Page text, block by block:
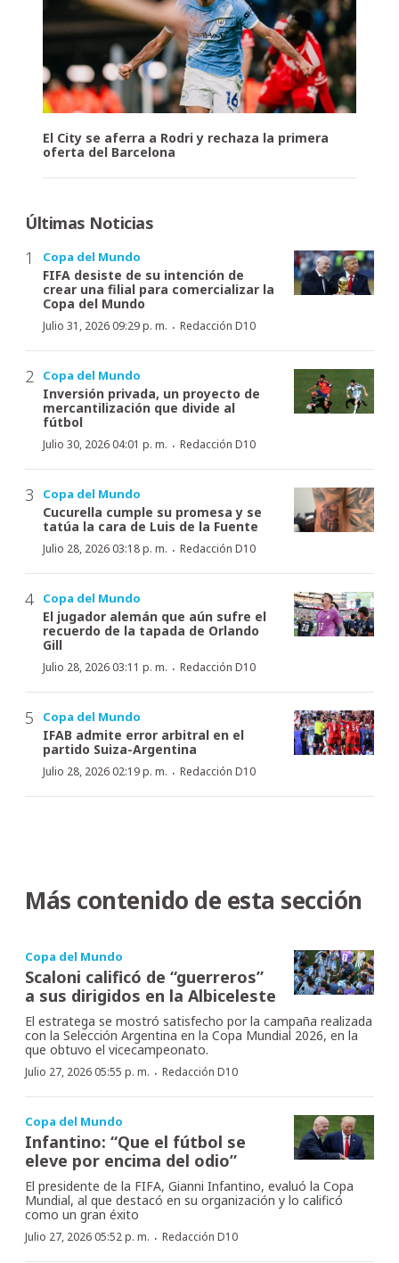
El City se aferra a Rodri y rechaza la primera
oferta del Barcelona
Últimas Noticias
Copa del Mundo
FIFA desiste de su intención de
crear una filial para comercializar la
Copa del Mundo
Julio 31, 2026 09:29 p. m. · Redacción D10
Copa del Mundo
Inversión privada, un proyecto de
mercantilización que divide al
fútbol
Julio 30, 2026 04:01 p. m. · Redacción D10
Copa del Mundo
Cucurella cumple su promesa y se
tatúa la cara de Luis de la Fuente
Julio 28, 2026 03:18 p. m. · Redacción D10
Copa del Mundo
El jugador alemán que aún sufre el
recuerdo de la tapada de Orlando
Gill
Julio 28, 2026 03:11 p. m. · Redacción D10
Copa del Mundo
IFAB admite error arbitral en el
partido Suiza-Argentina
Julio 28, 2026 02:19 p. m. · Redacción D10
Más contenido de esta sección
Copa del Mundo
Scaloni calificó de “guerreros”
a sus dirigidos en la Albiceleste
El estratega se mostró satisfecho por la campaña realizada
con la Selección Argentina en la Copa Mundial 2026, en la
que obtuvo el vicecampeonato.
Julio 27, 2026 05:55 p. m. · Redacción D10
Copa del Mundo
Infantino: “Que el fútbol se
eleve por encima del odio”
El presidente de la FIFA, Gianni Infantino, evaluó la Copa
Mundial, al que destacó en su organización y lo calificó
como un gran éxito
Julio 27, 2026 05:52 p. m. · Redacción D10